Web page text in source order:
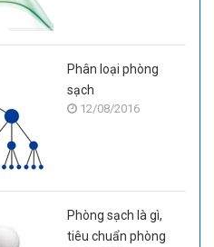
Phân loại phòng
sạch
12/08/2016
Phòng sạch là gì,
tiêu chuẩn phòng